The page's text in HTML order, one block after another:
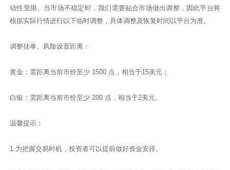
动性受限。当市场不稳定时，我们需要贴合市场做出调整，因此平台将
根据实际行情进行以下临时调整，具体调整及恢复时间以平台为准。
调整挂单、风险设置距离：
黄金：需距离当前市价至少 1500 点，相当于15美元；
白银：需距离当前市价至少 200 点，相当于2美元。
温馨提示：
1.为把握交易时机，投资者可以提前做好资金安排。